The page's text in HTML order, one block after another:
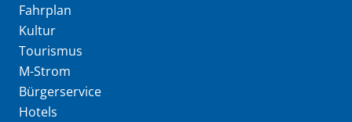
Fahrplan
Kultur
Tourismus
M-Strom
Bürgerservice
Hotels